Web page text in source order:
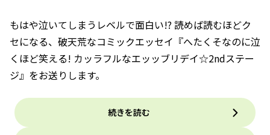
もはや泣いてしまうレベルで面白い!? 読めば読むほどク
セになる、破天荒なコミックエッセイ『へたくそなのに泣
くほど笑える! カッラフルなエッッブリデイ☆2ndステー
ジ』をお送りします。
続きを読む